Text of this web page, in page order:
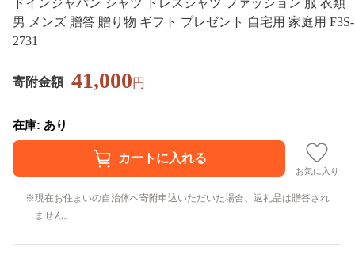
男 メンズ 贈答 贈り物 ギフト プレゼント 自宅用 家庭用 F3S-
2731
寄附金額 41,000円
在庫: あり
お気に入り
現在お住まいの自治体へ寄附申込いただいた場合、返礼品は贈答され
ません。